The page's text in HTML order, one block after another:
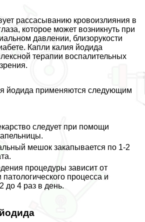
рассасыванию кровоизлияния в
которое может возникнуть при
давлении, близорукости
Капли калия йодида
терапии воспалительных
йодида применяются следующим
следует при помощи
мешок закапывается по 1-2
процедуры зависит от
патологического процесса и
до 4 раз в день.